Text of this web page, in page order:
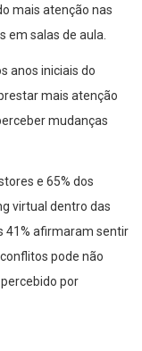
mais atenção nas
em salas de aula.
anos iniciais do
mais atenção
mudanças
e 65% dos
virtual dentro das
41% afirmaram sentir
pode não
por